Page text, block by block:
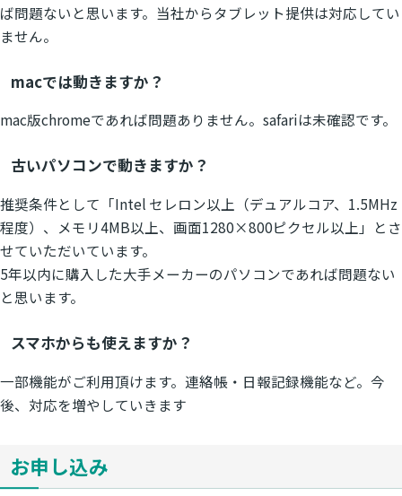
ば問題ないと思います。当社からタブレット提供は対応してい
ません。
macでは動きますか？
mac版chromeであれば問題ありません。safariは未確認です。
古いパソコンで動きますか？
推奨条件として「Intel セレロン以上（デュアルコア、1.5MHz
程度）、メモリ4MB以上、画面1280×800ピクセル以上」とさ
せていただいています。
5年以内に購入した大手メーカーのパソコンであれば問題ない
と思います。
スマホからも使えますか？
一部機能がご利用頂けます。連絡帳・日報記録機能など。今
後、対応を増やしていきます
お申し込み